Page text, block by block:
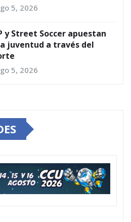
5, 2026
y Street Soccer apuestan
juventud a través del
5, 2026